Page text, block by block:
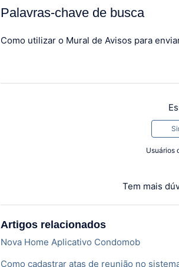
Palavras-chave de busca
Como utilizar o Mural de Avisos para
Usuários
Tem mais
Artigos relacionados
Nova Home Aplicativo Condomob
Como cadastrar atas de reunião no